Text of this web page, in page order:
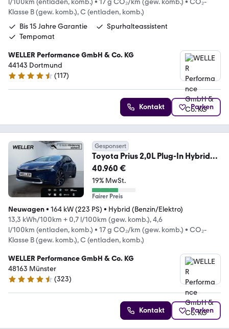
Klasse B (gew. komb.), C (entladen, komb.)
Bis 15 Jahre Garantie
Spurhalteassistent
Tempomat
WELLER Performance GmbH & Co. KG
44143 Dortmund
4.6 Sterne
(117)
Kontakt Parken
Gesponsert
Toyota Prius 2,0L Plug-In Hybrid
Executive*CAM*GRA*WäPu
40.960 €
19% MwSt.
Fairer Preis
Neuwagen• 164 kW (223 PS) • Hybrid (Benzin/Elektro)
13,3 kWh/100km + 0,7 l/100km (gew. komb.), 4,6
l/100km (entladen, komb.) • 17 g CO₂/km (gew. komb.) • CO₂-
Klasse B (gew. komb.), C (entladen, komb.)
WELLER Performance GmbH & Co. KG
48163 Münster
4.3 Sterne
(323)
Kontakt Parken